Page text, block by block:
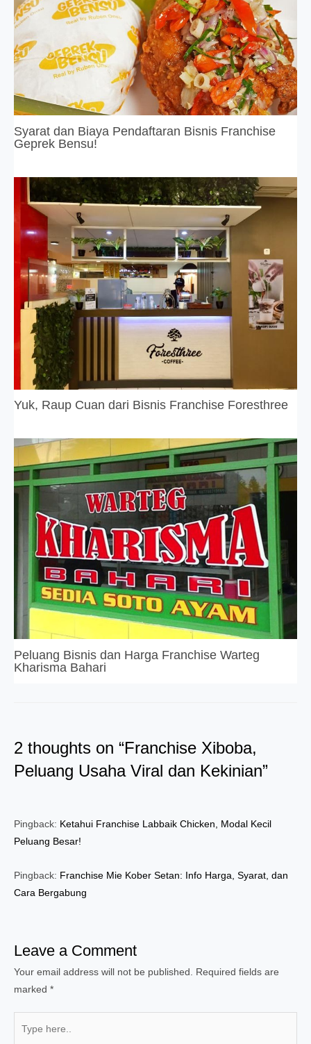
Syarat dan Biaya Pendaftaran Bisnis Franchise
Geprek Bensu!
Yuk, Raup Cuan dari Bisnis Franchise Foresthree
Peluang Bisnis dan Harga Franchise Warteg
Kharisma Bahari
2 thoughts on “Franchise Xiboba,
Peluang Usaha Viral dan Kekinian”
Pingback: Ketahui Franchise Labbaik Chicken, Modal Kecil
Peluang Besar!
Pingback: Franchise Mie Kober Setan: Info Harga, Syarat, dan
Cara Bergabung
Leave a Comment
Your email address will not be published.
Required fields are
marked *
here..